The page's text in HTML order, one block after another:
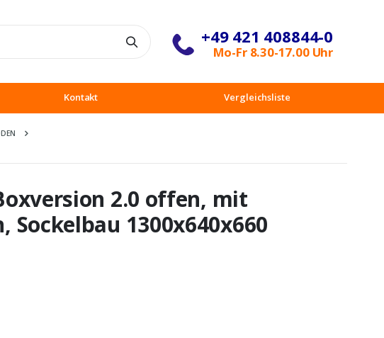
+49 421 408844-0
Mo-Fr 8.30-17.00 Uhr
Kontakt Vergleichsliste
2.0 offen, mit
Sockelbau 1300x640x660